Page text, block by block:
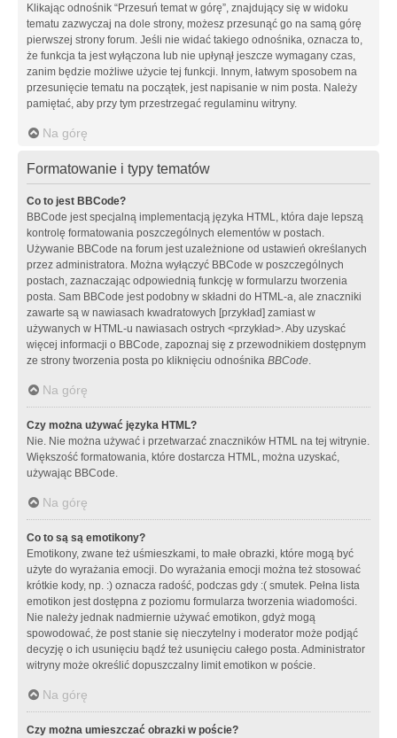
Klikając odnośnik “Przesuń temat w górę”, znajdujący się w widoku
tematu zazwyczaj na dole strony, możesz przesunąć go na samą górę
pierwszej strony forum. Jeśli nie widać takiego odnośnika, oznacza to,
że funkcja ta jest wyłączona lub nie upłynął jeszcze wymagany czas,
zanim będzie możliwe użycie tej funkcji. Innym, łatwym sposobem na
przesunięcie tematu na początek, jest napisanie w nim posta. Należy
pamiętać, aby przy tym przestrzegać regulaminu witryny.
Na górę
Formatowanie i typy tematów
Co to jest BBCode?
BBCode jest specjalną implementacją języka HTML, która daje lepszą
kontrolę formatowania poszczególnych elementów w postach.
Używanie BBCode na forum jest uzależnione od ustawień określanych
przez administratora. Można wyłączyć BBCode w poszczególnych
postach, zaznaczając odpowiednią funkcję w formularzu tworzenia
posta. Sam BBCode jest podobny w składni do HTML-a, ale znaczniki
zawarte są w nawiasach kwadratowych [przykład] zamiast w
używanych w HTML-u nawiasach ostrych <przykład>. Aby uzyskać
więcej informacji o BBCode, zapoznaj się z przewodnikiem dostępnym
ze strony tworzenia posta po kliknięciu odnośnika BBCode.
Na górę
Czy można używać języka HTML?
Nie. Nie można używać i przetwarzać znaczników HTML na tej witrynie.
Większość formatowania, które dostarcza HTML, można uzyskać,
używając BBCode.
Na górę
Co to są są emotikony?
Emotikony, zwane też uśmieszkami, to małe obrazki, które mogą być
użyte do wyrażania emocji. Do wyrażania emocji można też stosować
krótkie kody, np. :) oznacza radość, podczas gdy :( smutek. Pełna lista
emotikon jest dostępna z poziomu formularza tworzenia wiadomości.
Nie należy jednak nadmiernie używać emotikon, gdyż mogą
spowodować, że post stanie się nieczytelny i moderator może podjąć
decyzję o ich usunięciu bądź też usunięciu całego posta. Administrator
witryny może określić dopuszczalny limit emotikon w poście.
Na górę
Czy można umieszczać obrazki w poście?